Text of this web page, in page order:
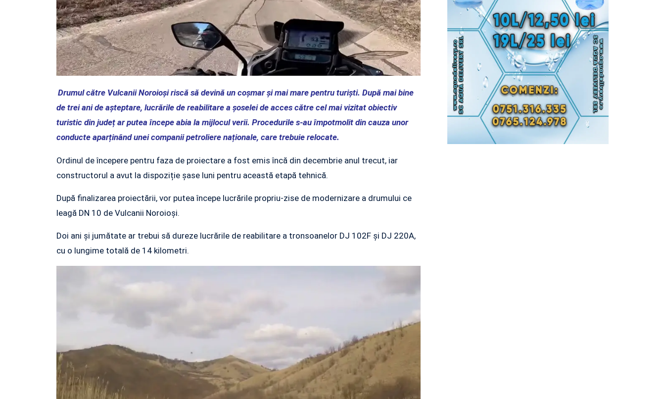
Drumul către Vulcanii Noroioși riscă să devină un coșmar și mai mare pentru turiști. După mai bine
de trei ani de așteptare, lucrările de reabilitare a șoselei de acces către cel mai vizitat obiectiv
turistic din județ ar putea începe abia la mijlocul verii. Procedurile s-au împotmolit din cauza unor
conducte aparținând unei companii petroliere naționale, care trebuie relocate.
Ordinul de începere pentru faza de proiectare a fost emis încă din decembrie anul trecut, iar
constructorul a avut la dispoziție șase luni pentru această etapă tehnică.
După finalizarea proiectării, vor putea începe lucrările propriu-zise de modernizare a drumului ce
leagă DN 10 de Vulcanii Noroioși.
Doi ani și jumătate ar trebui să dureze lucrările de reabilitare a tronsoanelor DJ 102F și DJ 220A,
cu o lungime totală de 14 kilometri.